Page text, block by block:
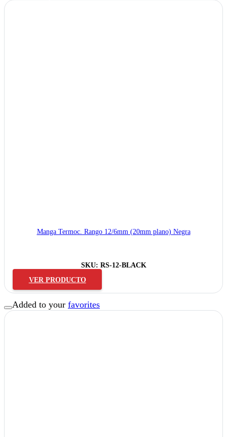
Manga Termoc. Rango 12/6mm (20mm plano) Negra
SKU: RS-12-BLACK
VER PRODUCTO
Added to your favorites